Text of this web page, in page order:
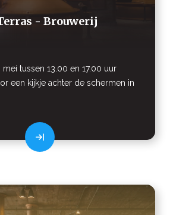
- Brouwerij
tussen 13.00 en 17.00 uur
een kijkje achter de schermen in